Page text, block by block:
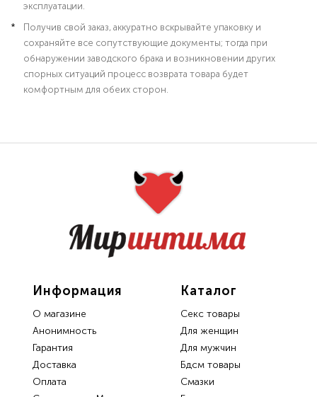
эксплуатации.
Получив свой заказ, аккуратно вскрывайте упаковку и
сохраняйте все сопутствующие документы; тогда при
обнаружении заводского брака и возникновении других
спорных ситуаций процесс возврата товара будет
комфортным для обеих сторон.
Каталог
Секс товары
Для женщин
Для мужчин
Бдсм товары
Смазки
Информация
О магазине
Анонимность
Гарантия
Доставка
Oплата